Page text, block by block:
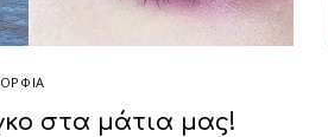
στα μάτια μας!